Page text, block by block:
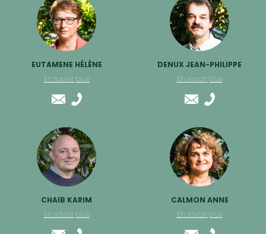
EUTAMENE HÉLÈNE
En savoir plus
DENUX JEAN-PHILIPPE
En savoir plus
CHAIB KARIM
En savoir plus
CALMON ANNE
En savoir plus